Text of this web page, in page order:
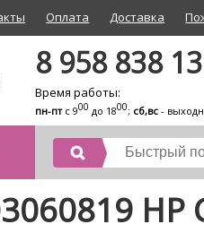
Оплата Доставка
8 958 838
Время работы:
пн-птс 900 до 1800; сб,вс -
HP